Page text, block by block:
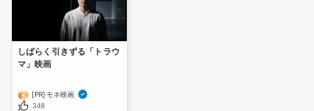
しばらく引きずる「トラウ
マ」映画
[PR]モネ映画
348